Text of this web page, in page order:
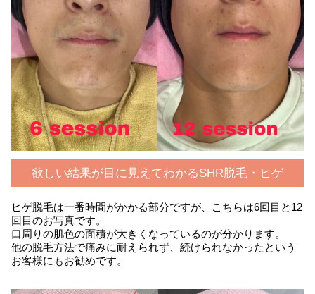
欲しい結果が目に見えてわかるSHR脱毛・ヒゲ
ヒゲ脱毛は一番時間がかかる部分ですが、こちらは6回目と12
回目のお写真です。
口周りの肌色の面積が大きくなっているのが分かります。
他の脱毛方法で痛みに耐えられず、続けられなかったという
お客様にもお勧めです。